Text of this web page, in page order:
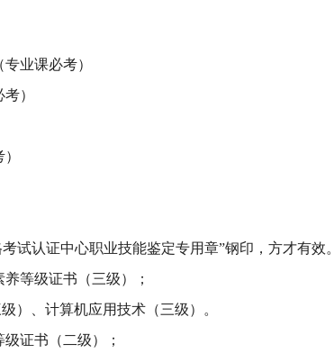
业课必考）
）
试认证中心职业技能鉴定专用章”钢印，方才有效。
等级证书（三级）；
）、计算机应用技术（三级）。
证书（二级）；